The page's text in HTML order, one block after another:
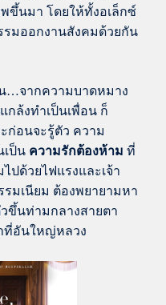
ขึ้นมา โดยให้ทั้งอเล็กซ์
รมออกงานสังคมด้วยกัน
…จากความบาดหมาง
กล้งทำเป็นเพื่อน ก็
ก่อนจะรู้ตัว ความ
ป็น ความรักต้องห้าม ที่
ปด้วยไฟแรงและเจ้า
มเนียม ต้องพยายามหา
ขึ้นท่ามกลางสายตา
ที่อันใหญ่หลวง